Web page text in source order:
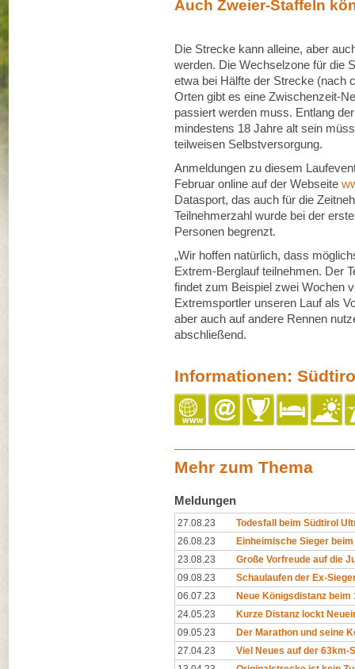
Auch Zweier-Staffeln
Die Strecke kann alleine, aber
werden. Die Wechselzone für die
etwa bei Hälfte der Strecke (nach
Orten gibt es eine Zwischenzeit-
passiert werden muss. Entlang
mindestens 18 Jahre alt sein
teilweisen Selbstversorgung.
Anmeldungen zu diesem
Februar online auf der Webseite
Datasport, das auch für die
Teilnehmerzahl wurde bei der
Personen begrenzt.
„Wir hoffen natürlich, dass
Extrem-Berglauf teilnehmen. Der
findet zum Beispiel zwei Wochen
Extremsportler unseren Lauf als
aber auch auf andere Rennen
abschließend.
Informationen:
Mehr zum Thema
Meldungen
27.08.23
Todesfall beim Südtirol
26.08.23
Einheimische Sieger
23.08.23
Große Vorfreude auf die
09.08.23
Schaulaufen der Ex-
06.07.23
Neue Königsdistanz
24.05.23
Kurze Distanz lockt
09.05.23
Der Marathon und seine
27.04.23
Viel Neues auf der 63km-